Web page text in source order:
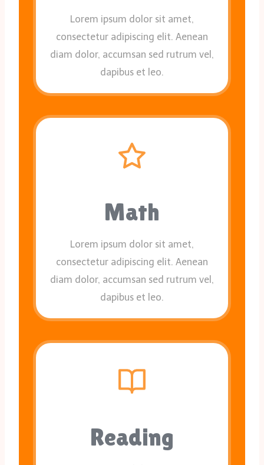
Lorem ipsum dolor sit amet,
consectetur adipiscing elit. Aenean
diam dolor, accumsan sed rutrum vel,
dapibus et leo.
Math
Lorem ipsum dolor sit amet,
consectetur adipiscing elit. Aenean
diam dolor, accumsan sed rutrum vel,
dapibus et leo.
Reading